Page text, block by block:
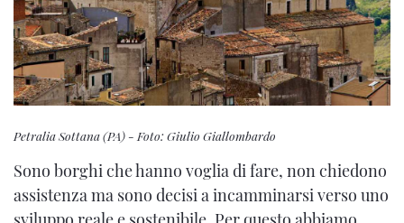
Petralia Sottana (PA) - Foto: Giulio Giallombardo
Sono borghi che hanno voglia di fare, non chiedono
assistenza ma sono decisi a incamminarsi verso uno